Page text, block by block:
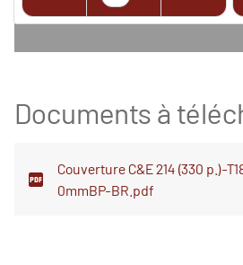
Documents à
Couverture C&E 214 (330 p.)-
0mmBP-BR.pdf